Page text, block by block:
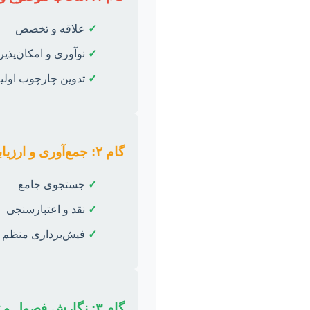
✓ علاقه و تخصص
✓ نوآوری و
✓ تدوین چارچوب
گام ۲: جمع‌آوری و ارزیابی منابع
✓ جستجوی جامع
✓ نقد و اعتبارسنجی
✓ فیش‌برداری منظم